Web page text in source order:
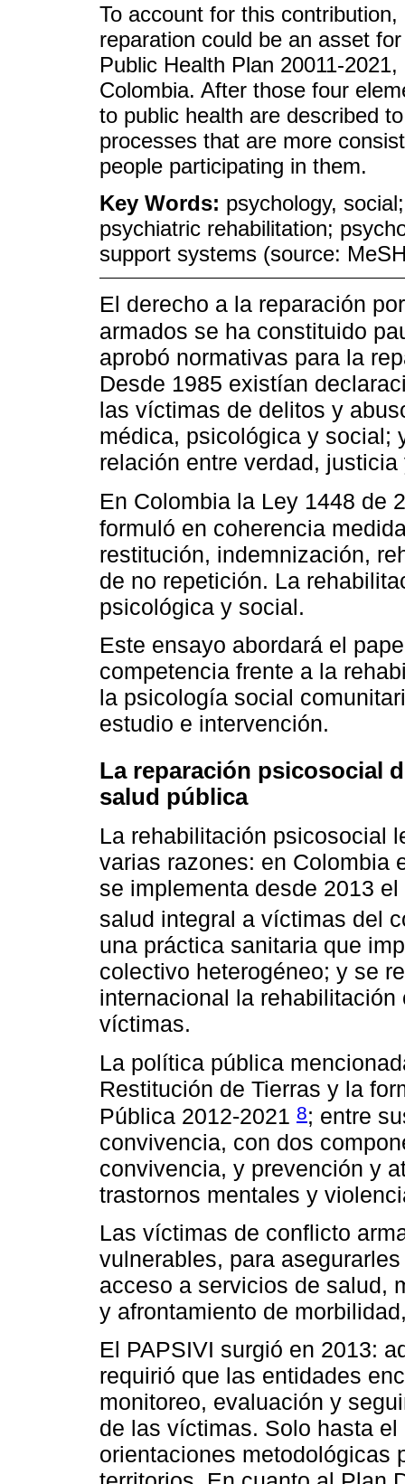
To account for this
reparation could be an asset
Public Health Plan 20011-
Colombia. After those four
to public health are described
processes that are more
people participating in them.
Key Words: psychology,
psychiatric rehabilitation;
support systems (source:
El derecho a la reparación
armados se ha constituido
aprobó normativas para la
Desde 1985 existían
las víctimas de delitos y
médica, psicológica y social;
relación entre verdad,
En Colombia la Ley 1448 de
formuló en coherencia
restitución, indemnización,
de no repetición. La
psicológica y social.
Este ensayo abordará el
competencia frente a la
la psicología social
estudio e intervención.
La reparación psicosocial
salud pública
La rehabilitación psicosocial
varias razones: en Colombia
se implementa desde 2013
salud integral a víctimas del
una práctica sanitaria que
colectivo heterogéneo; y se
internacional la
víctimas.
La política pública
Restitución de Tierras y la
Pública 2012-2021 8; entre
convivencia, con dos
convivencia, y prevención y
trastornos mentales y
Las víctimas de conflicto
vulnerables, para
acceso a servicios de salud,
y afrontamiento de
El PAPSIVI surgió en 2013:
requirió que las entidades
monitoreo, evaluación y
de las víctimas. Solo hasta
orientaciones metodológicas